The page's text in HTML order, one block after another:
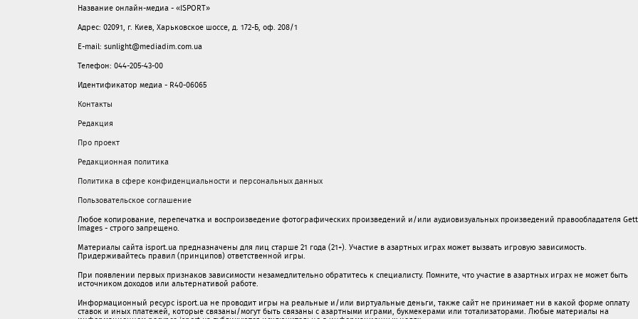
Название онлайн-медиа - «ISPORT»
Адрес: 02091, г. Киев, Харьковское шоссе, д. 172-Б, оф. 208/1
E-mail: sunlight@mediadim.com.ua
Телефон: 044-205-43-00
Идентификатор медиа - R40-06065
Контакты
Редакция
Про проект
Редакционная политика
Политика в сфере конфиденциальности и персональных данных
Пользовательское соглашение
Любое копирование, перепечатка и воспроизведение фотографических произведений и/или аудиовизуальных произведений правообладателя
Images - строго запрещено.
Материалы сайта isport.ua предназначены для лиц старше 21 года (21+). Участие в азартных играх может вызвать игровую зависимость.
Придерживайтесь правил (принципов) ответственной игры.
При появлении первых признаков зависимости незамедлительно обратитесь к специалисту. Помните, что участие в азартных играх не может быть
источником доходов или альтернативой работе.
Информационный ресурс isport.ua не проводит игры на реальные и/или виртуальные деньги, также сайт не принимает ни в какой форме oплaту
ставок и иных платежей, которые связаны/могут быть связаны c азартными игрaми, букмекерами или тотализаторами. Любые материалы на